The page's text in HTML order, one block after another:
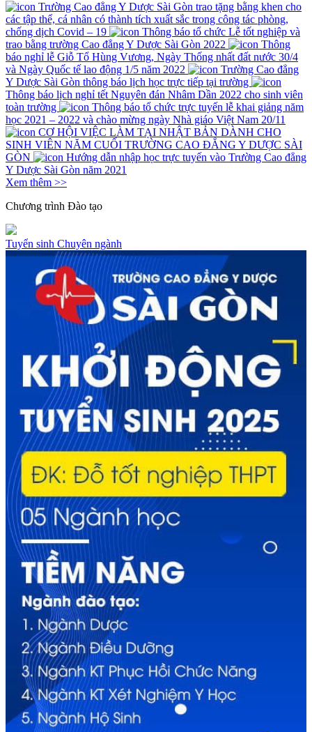
Trường Cao đẳng Y Dược Sài Gòn trao tặng bằng khen cho
các tập thể, cá nhân có thành tích xuất sắc trong công tác phòng,
chống dịch Covid – 19
Thông báo tổ chức Lễ tốt nghiệp và
trao bằng trường Cao đẳng Y Dược Sài Gòn 2022
Thông
báo nghỉ lễ Giỗ Tổ Hùng Vương, Ngày Thống nhất đất nước 30/4
và Ngày Quốc tế lao động 1/5 năm 2022
Trường Cao đẳng
Y Dược Sài Gòn thông báo lịch học trực tiếp tại trường
Thông báo lịch nghỉ tết Nguyên đán Nhâm Dần 2022 cho sinh viên
toàn trường
Thông báo tổ chức trực tuyến lễ khai giảng năm
học 2021 – 2022 và chào mừng ngày Nhà giáo Việt Nam 20/11
CƠ HỘI VIỆC LÀM TẠI NHẬT BẢN DÀNH CHO
SINH VIÊN NĂM CUỐI TRƯỜNG CAO ĐẲNG Y DƯỢC SÀI
GÒN
Hướng dẫn nhập học trực tuyến vào Trường Cao đẳng
Y Dược Sài Gòn năm 2021
Xem thêm >>
Chương trình Đào tạo
Tuyển sinh Chuyên ngành